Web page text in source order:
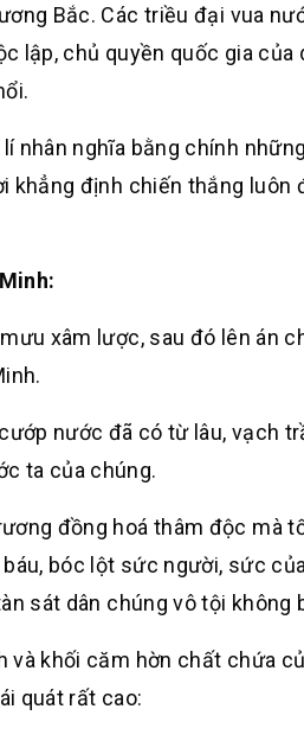
Bắc. Các triều đại vua
lập, chủ quyền quốc gia
nhân nghĩa bằng chính
khẳng định chiến thắng luôn
xâm lược, sau đó lên án
nước đã có từ lâu, vạch
ta của chúng.
đồng hoá thâm độc mà
bóc lột sức người, sức
sát dân chúng vô tội không
khối căm hờn chất chứa
quát rất cao: